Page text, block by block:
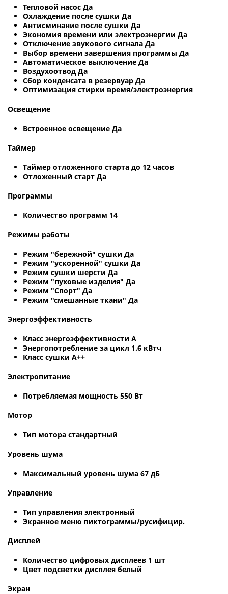
Тепловой насос Да
Охлаждение после сушки Да
Антисминание после сушки Да
Экономия времени или электроэнергии Да
Отключение звукового сигнала Да
Выбор времени завершения программы Да
Автоматическое выключение Да
Воздухоотвод Да
Сбор конденсата в резервуар Да
Оптимизация стирки время/электроэнергия
Освещение
Встроенное освещение Да
Таймер
Таймер отложенного старта до 12 часов
Отложенный старт Да
Программы
Количество программ 14
Режимы работы
Режим "бережной" сушки Да
Режим "ускоренной" сушки Да
Режим сушки шерсти Да
Режим "пуховые изделия" Да
Режим "Спорт" Да
Режим "смешанные ткани" Да
Энергоэффективность
Класс энергоэффективности A
Энергопотребление за цикл 1.6 кВтч
Класс сушки A++
Электропитание
Потребляемая мощность 550 Вт
Мотор
Тип мотора стандартный
Уровень шума
Максимальный уровень шума 67 дБ
Управление
Тип управления электронный
Экранное меню пиктограммы/русифицир.
Дисплей
Количество цифровых дисплеев 1 шт
Цвет подсветки дисплея белый
Экран